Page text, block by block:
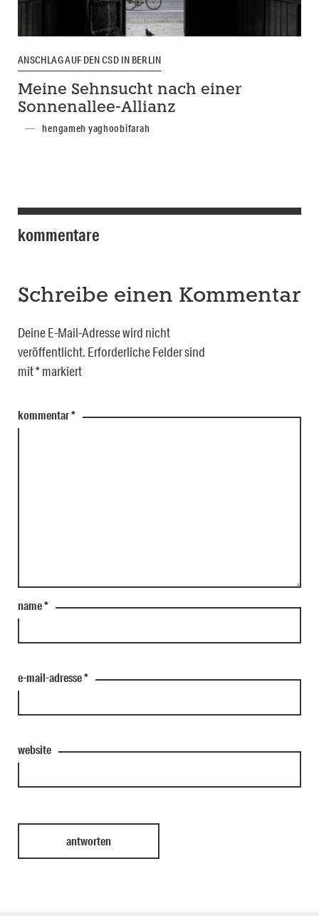
ANSCHLAG AUF DEN CSD IN BERLIN
Meine Sehnsucht nach einer
Sonnenallee-Allianz
hengameh yaghoobifarah
kommentare
Schreibe einen Kommentar
Deine E-Mail-Adresse wird nicht
veröffentlicht. Erforderliche Felder sind
mit*markiert
kommentar*
name*
e-mail-adresse*
website